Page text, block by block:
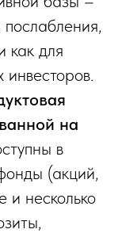
как для
инвесторов.
на
в
(акций,
и несколько